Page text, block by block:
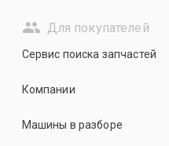
Для покупателей
Сервис поиска запчастей
Компании
Машины в разборе